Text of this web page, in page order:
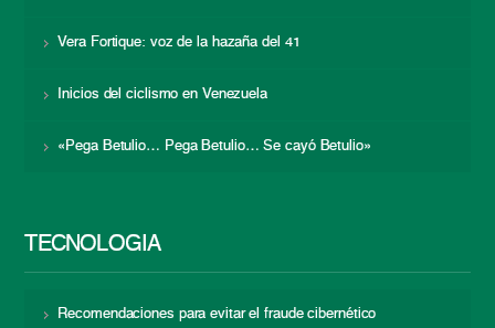
Vera Fortique: voz de la hazaña del 41
Inicios del ciclismo en Venezuela
«Pega Betulio… Pega Betulio… Se cayó Betulio»
TECNOLOGÍA
Recomendaciones para evitar el fraude cibernético